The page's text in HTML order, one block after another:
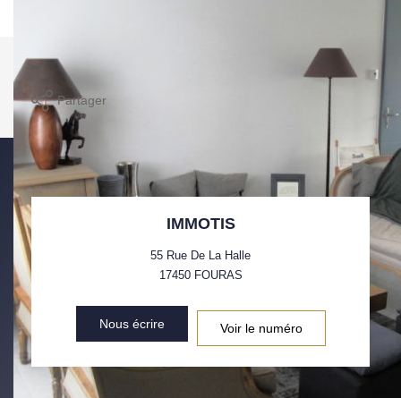
Partager
IMMOTIS
55 Rue De La Halle
17450 FOURAS
Nous écrire Voir le numéro